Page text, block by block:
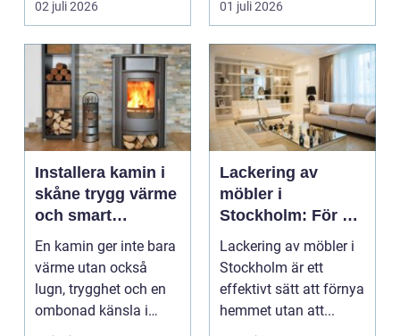
uppvärm...
02 juli 2026 01 juli 2026
Installera kamin i
skåne trygg värme
och smart
investering
En kamin ger inte bara
värme utan också
lugn, trygghet och en
ombonad känsla i
hemmet. Allt fler hus...
Lackering av
möbler i
Stockholm: För ett
hållbart och
snyggt hem
Lackering av möbler i
Stockholm är ett
effektivt sätt att förnya
hemmet utan att...